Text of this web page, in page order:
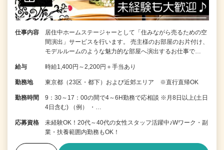
仕事内容
居住中ホームステージャーとして「住みながら売るための空
間演出」サービスを行います。 売主様のお部屋のお片付け、
モデルルームのような魅力的な部屋へ演出するお仕事で…
給与 時給1,400円～2,200円＋手当あり
勤務地 東京都（23区・都下）および近郊エリア ※直行直帰OK
勤務時間
9：30～17：00の間で4～6H勤務で応相談 ※月8日以上(土日
4日含む) （例） ・…
応募資格
未経験OK！20代～40代の女性スタッフ活躍中♪Wワーク・副
業・扶養範囲内勤務もOK！